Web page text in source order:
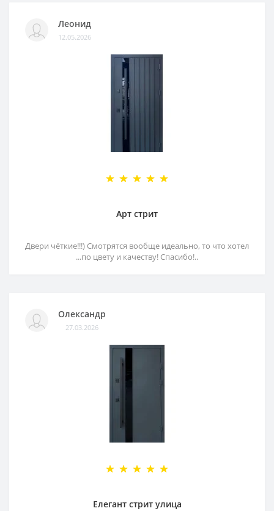
Леонид
12.05.2026
Арт стрит
Двери чёткие!!!) Смотрятся вообще идеально, то что хотел
...по цвету и качеству! Спасибо!..
Олександр
27.03.2026
Елегант стрит улица